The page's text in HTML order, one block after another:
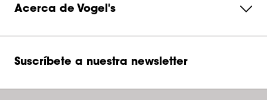
Acerca de Vogel's
Suscríbete a nuestra newsletter